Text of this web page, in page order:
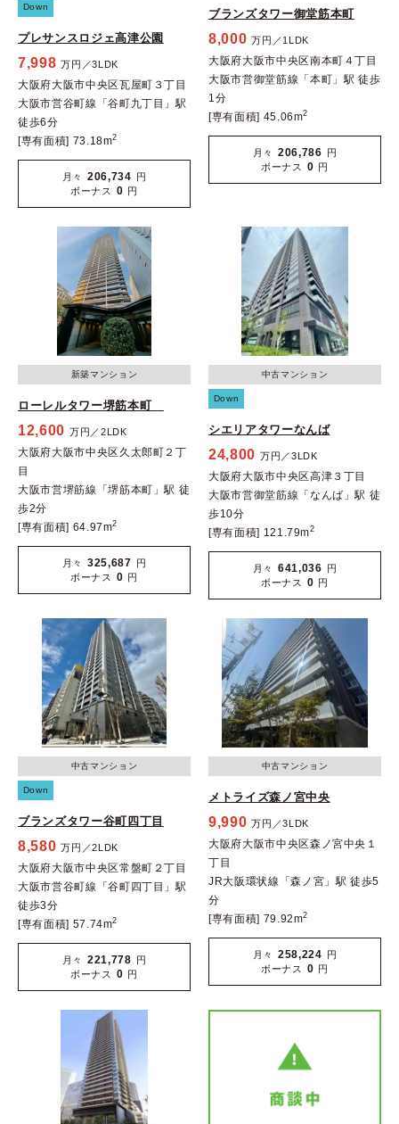
Down
プレサンスロジェ高津公園
7,998 万円／3LDK
大阪府大阪市中央区瓦屋町３丁目
大阪市営谷町線「谷町九丁目」駅
徒歩6分
[専有面積] 73.18m2
月々 206,734 円
ボーナス
0 円
ブランズタワー御堂筋本町
8,000 万円／1LDK
大阪府大阪市中央区南本町４丁目
大阪市営御堂筋線「本町」駅 徒歩
1分
[専有面積] 45.06m2
月々 206,786 円
ボーナス
0 円
新築マンション
ローレルタワー堺筋本町
12,600 万円／2LDK
大阪府大阪市中央区久太郎町２丁
目
大阪市営堺筋線「堺筋本町」駅 徒
歩2分
[専有面積] 64.97m2
月々 325,687 円
ボーナス
0 円
中古マンション
Down
シエリアタワーなんば
24,800 万円／3LDK
大阪府大阪市中央区高津３丁目
大阪市営御堂筋線「なんば」駅 徒
歩10分
[専有面積] 121.79m2
月々 641,036 円
ボーナス
0 円
中古マンション
Down
ブランズタワー谷町四丁目
8,580 万円／2LDK
大阪府大阪市中央区常盤町２丁目
大阪市営谷町線「谷町四丁目」駅
徒歩3分
[専有面積] 57.74m2
月々 221,778 円
ボーナス
0 円
中古マンション
メトライズ森ノ宮中央
9,990 万円／3LDK
大阪府大阪市中央区森ノ宮中央１
丁目
JR大阪環状線「森ノ宮」駅 徒歩5
分
[専有面積] 79.92m2
月々 258,224 円
ボーナス
0 円